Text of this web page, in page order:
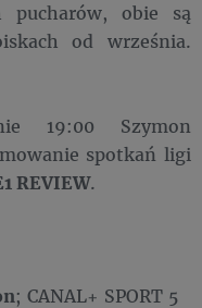
pucharów, obie są
od września.
19:00 Szymon
spotkań ligi
REVIEW.
; CANAL+ SPORT 5